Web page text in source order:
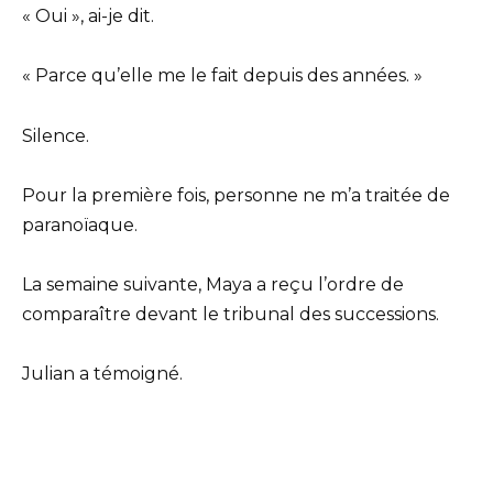
« Oui », ai-je dit.
« Parce qu’elle me le fait depuis des années. »
Silence.
Pour la première fois, personne ne m’a traitée de
paranoïaque.
La semaine suivante, Maya a reçu l’ordre de
comparaître devant le tribunal des successions.
Julian a témoigné.